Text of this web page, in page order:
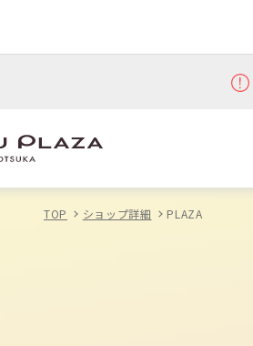
TOP ショップ詳細 PLAZA